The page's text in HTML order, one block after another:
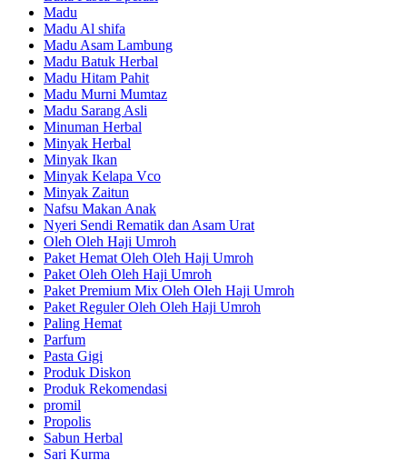
Madu
Madu Al shifa
Madu Asam Lambung
Madu Batuk Herbal
Madu Hitam Pahit
Madu Murni Mumtaz
Madu Sarang Asli
Minuman Herbal
Minyak Herbal
Minyak Ikan
Minyak Kelapa Vco
Minyak Zaitun
Nafsu Makan Anak
Nyeri Sendi Rematik dan Asam Urat
Oleh Oleh Haji Umroh
Paket Hemat Oleh Oleh Haji Umroh
Paket Oleh Oleh Haji Umroh
Paket Premium Mix Oleh Oleh Haji Umroh
Paket Reguler Oleh Oleh Haji Umroh
Paling Hemat
Parfum
Pasta Gigi
Produk Diskon
Produk Rekomendasi
promil
Propolis
Sabun Herbal
Sari Kurma